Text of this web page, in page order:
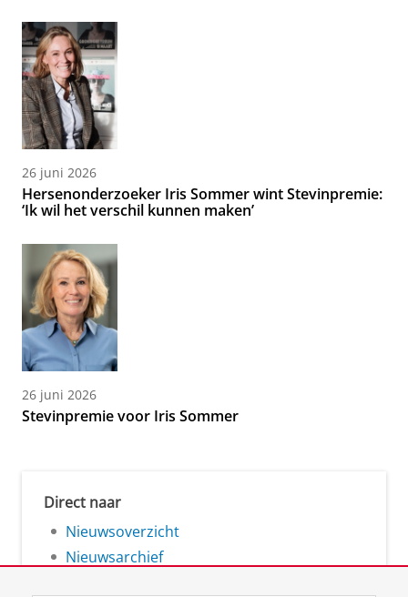
26 juni 2026
Hersenonderzoeker Iris Sommer wint Stevinpremie:
‘Ik wil het verschil kunnen maken’
26 juni 2026
Stevinpremie voor Iris Sommer
Direct naar
Nieuwsoverzicht
Nieuwsarchief